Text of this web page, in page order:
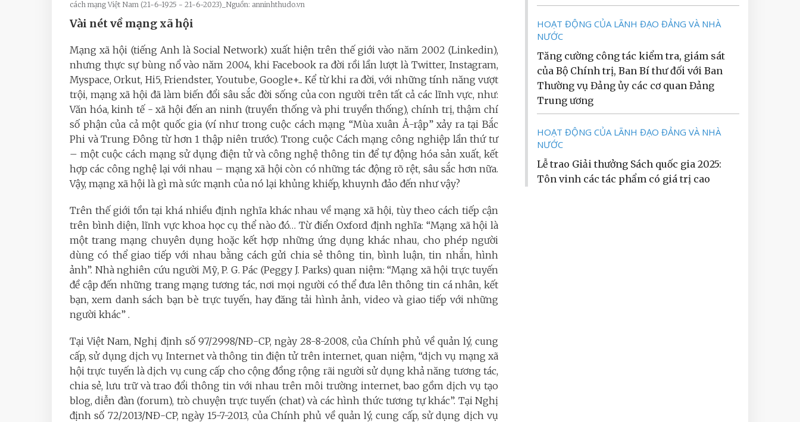
cách mạng Việt Nam (21-6-1925 - 21-6-2023)_Nguồn: anninhthudo.vn
Vài nét về mạng xã hội
Mạng xã hội (tiếng Anh là Social Network) xuất hiện trên thế giới vào năm 2002 (Linkedin),
nhưng thực sự bùng nổ vào năm 2004, khi Facebook ra đời rồi lần lượt là Twitter, Instagram,
Myspace, Orkut, Hi5, Friendster, Youtube, Google+... Kể từ khi ra đời, với những tính năng vượt
trội, mạng xã hội đã làm biến đổi sâu sắc đời sống của con người trên tất cả các lĩnh vực, như:
Văn hóa, kinh tế - xã hội đến an ninh (truyền thống và phi truyền thống), chính trị, thậm chí
số phận của cả một quốc gia (ví như trong cuộc cách mạng “Mùa xuân Ả-rập” xảy ra tại Bắc
Phi và Trung Đông từ hơn 1 thập niên trước). Trong cuộc Cách mạng công nghiệp lần thứ tư
– một cuộc cách mạng sử dụng điện tử và công nghệ thông tin để tự động hóa sản xuất, kết
hợp các công nghệ lại với nhau – mạng xã hội còn có những tác động rõ rệt, sâu sắc hơn nữa.
Vậy, mạng xã hội là gì mà sức mạnh của nó lại khủng khiếp, khuynh đảo đến như vậy?
Trên thế giới tồn tại khá nhiều định nghĩa khác nhau về mạng xã hội, tùy theo cách tiếp cận
trên bình diện, lĩnh vực khoa học cụ thể nào đó… Từ điển Oxford định nghĩa: “Mạng xã hội là
một trang mạng chuyên dụng hoặc kết hợp những ứng dụng khác nhau, cho phép người
dùng có thể giao tiếp với nhau bằng cách gửi chia sẻ thông tin, bình luận, tin nhắn, hình
ảnh”. Nhà nghiên cứu người Mỹ, P. G. Pác (Peggy J. Parks) quan niệm: “Mạng xã hội trực tuyến
đề cập đến những trang mạng tương tác, nơi mọi người có thể đưa lên thông tin cá nhân, kết
bạn, xem danh sách bạn bè trực tuyến, hay đăng tải hình ảnh, video và giao tiếp với những
người khác” .
Tại Việt Nam, Nghị định số 97/2998/NĐ-CP, ngày 28-8-2008, của Chính phủ về quản lý, cung
cấp, sử dụng dịch vụ Internet và thông tin điện tử trên internet, quan niệm, “dịch vụ mạng xã
hội trực tuyến là dịch vụ cung cấp cho cộng đồng rộng rãi người sử dụng khả năng tương tác,
chia sẻ, lưu trữ và trao đổi thông tin với nhau trên môi trường internet, bao gồm dịch vụ tạo
blog, diễn đàn (forum), trò chuyện trực tuyến (chat) và các hình thức tương tự khác”. Tại Nghị
định số 72/2013/NĐ-CP, ngày 15-7-2013, của Chính phủ về quản lý, cung cấp, sử dụng dịch vụ
HOẠT ĐỘNG CỦA LÃNH ĐẠO ĐẢNG VÀ NHÀ
NƯỚC
Tăng cường công tác kiểm tra, giám sát
của Bộ Chính trị, Ban Bí thư đối với Ban
Thường vụ Đảng ủy các cơ quan Đảng
Trung ương
HOẠT ĐỘNG CỦA LÃNH ĐẠO ĐẢNG VÀ NHÀ
NƯỚC
Lễ trao Giải thưởng Sách quốc gia 2025:
Tôn vinh các tác phẩm có giá trị cao